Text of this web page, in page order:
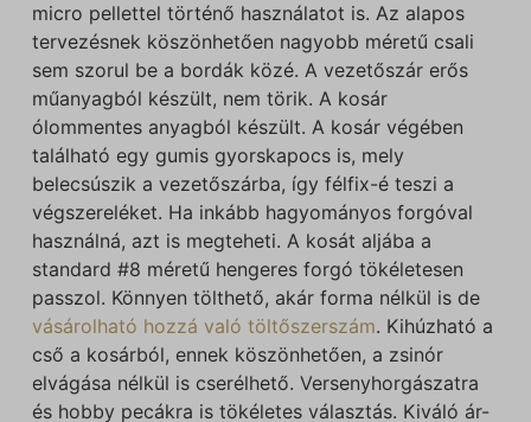
micro pellettel történő használatot is. Az alapos
tervezésnek köszönhetően nagyobb méretű csali
sem szorul be a bordák közé. A vezetőszár erős
műanyagból készült, nem törik. A kosár
ólommentes anyagból készült. A kosár végében
található egy gumis gyorskapocs is, mely
belecsúszik a vezetőszárba, így félfix-é teszi a
végszereléket. Ha inkább hagyományos forgóval
használná, azt is megteheti. A kosát aljába a
standard #8 méretű hengeres forgó tökéletesen
passzol. Könnyen tölthető, akár forma nélkül is de
vásárolható hozzá való töltőszerszám. Kihúzható a
cső a kosárból, ennek köszönhetően, a zsinór
elvágása nélkül is cserélhető. Versenyhorgászatra
és hobby pecákra is tökéletes választás. Kiváló ár-